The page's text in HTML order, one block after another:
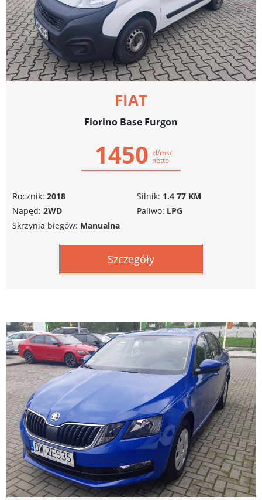
FIAT
Fiorino Base Furgon
1450 zł/msc
netto
Rocznik: 2018
Napęd: 2WD
Silnik: 1.4 77 KM
Paliwo: LPG
Skrzynia biegów: Manualna
Szczegóły